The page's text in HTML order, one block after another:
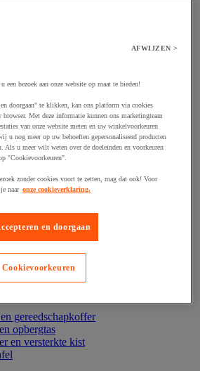
schuurmachine
verlichting
schakelpaneel
en kapelhaspel
schakelaar
gereedschapkoffer
opbergtas
en versterkte kist
AFWIJZEN >
bezoek aan onze website op maat te bieden!
doorgaan" te klikken, kan ons platform via cookies
Met deze informatie kunnen ons marketingteam
van onze website meten en uw winkelvoorkeuren
u nog meer op uw behoeften gepersonaliseerd producten
Als u meer wilt weten over de doeleinden en voorkeuren
"Cookievoorkeuren".
zonder cookies voort te zetten, mag dat ook! Voor
naar onze cookieverklaring.
en doorgaan
Cookievoorkeuren